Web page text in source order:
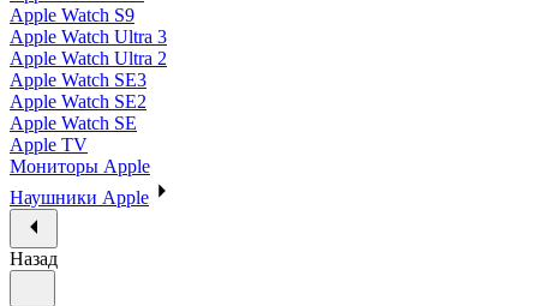
Apple Watch S9
Apple Watch Ultra 3
Apple Watch Ultra 2
Apple Watch SE3
Apple Watch SE2
Apple Watch SE
Apple TV
Мониторы Apple
Наушники Apple
Назад